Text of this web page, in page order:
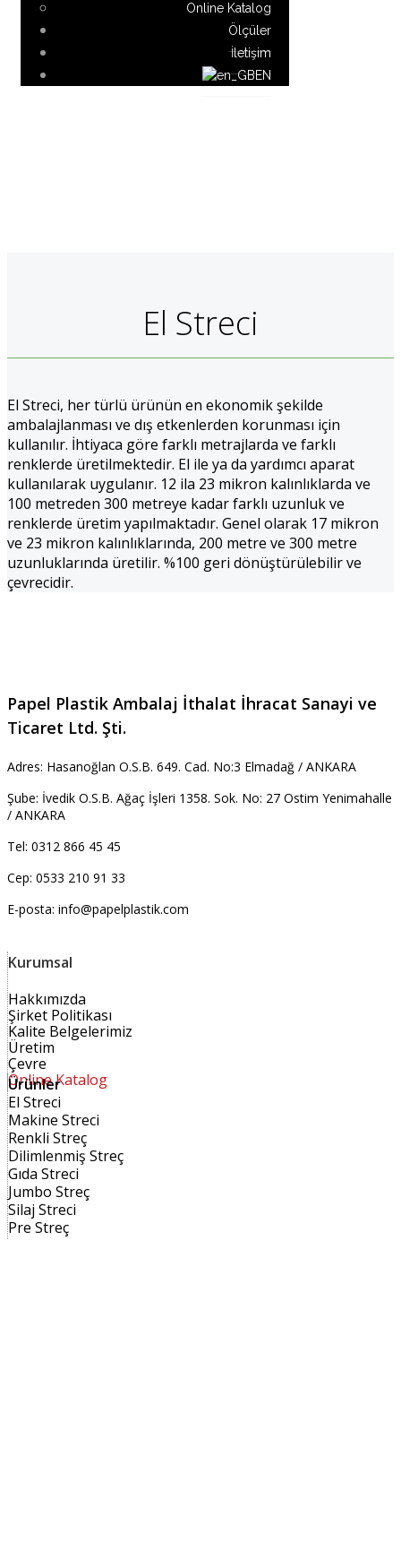
Online Katalog
Ölçüler
İletişim
EN
El Streci
El Streci, her türlü ürünün en ekonomik şekilde
ambalajlanması ve dış etkenlerden korunması için
kullanılır. İhtiyaca göre farklı metrajlarda ve farklı
renklerde üretilmektedir. El ile ya da yardımcı aparat
kullanılarak uygulanır. 12 ila 23 mikron kalınlıklarda ve
100 metreden 300 metreye kadar farklı uzunluk ve
renklerde üretim yapılmaktadır. Genel olarak 17 mikron
ve 23 mikron kalınlıklarında, 200 metre ve 300 metre
uzunluklarında üretilir. %100 geri dönüştürülebilir ve
çevrecidir.
Papel Plastik Ambalaj İthalat İhracat Sanayi ve
Ticaret Ltd. Şti.
Adres: Hasanoğlan O.S.B. 649. Cad. No:3 Elmadağ / ANKARA
Şube: İvedik O.S.B. Ağaç İşleri 1358. Sok. No: 27 Ostim Yenimahalle
/ ANKARA
Tel: 0312 866 45 45
Cep: 0533 210 91 33
E-posta: info@papelplastik.com
Kurumsal
Hakkımızda
Şirket Politikası
Kalite Belgelerimiz
Üretim
Çevre
Online Katalog
Ürünler
El Streci
Makine Streci
Renkli Streç
Dilimlenmiş Streç
Gıda Streci
Jumbo Streç
Silaj Streci
Pre Streç